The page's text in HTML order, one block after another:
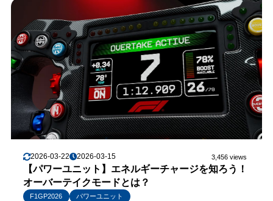
2026-03-22 2026-03-15 3,456 views
【パワーユニット】エネルギーチャージを知ろう！
オーバーテイクモードとは？
F1GP2026
パワーユニット